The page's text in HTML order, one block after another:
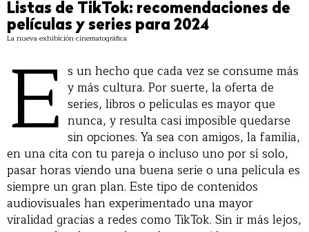
Listas de TikTok: recomendaciones de
películas y series para 2024
La nueva exhibición cinematográfica
E s un hecho que cada vez se consume más
y más cultura. Por suerte, la oferta de
series, libros o películas es mayor que
nunca, y resulta casi imposible quedarse
sin opciones. Ya sea con amigos, la familia,
en una cita con tu pareja o incluso uno por sí solo,
pasar horas viendo una buena serie o una película es
siempre un gran plan. Este tipo de contenidos
audiovisuales han experimentado una mayor
viralidad gracias a redes como TikTok. Sin ir más lejos,